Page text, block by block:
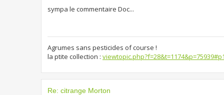
sympa le commentaire Doc...
Agrumes sans pesticides of course !
la ptite collection :
Re: citrange Morton